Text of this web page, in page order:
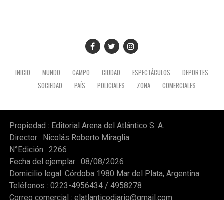
INICIO MUNDO CAMPO CIUDAD ESPECTÁCULOS
DEPORTES
SOCIEDAD
PAÍS POLICIALES ZONA COMERCIALES
Propiedad : Editorial Arena del Atlántico S. A.
Director : Nicolás Roberto Miraglia
N°Edición : 2266
Fecha del ejemplar : 08/08/2026
Domicilio legal: Córdoba 1980 Mar del Plata, Argentina
Teléfonos : 0223-4956434 / 4958278
Correo comercial : elatlanticodiario@gmail.com